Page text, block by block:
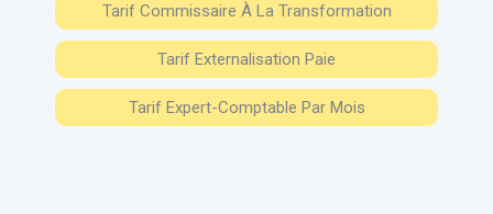
Tarif Commissaire À La Transformation
Tarif Externalisation Paie
Tarif Expert-Comptable Par Mois